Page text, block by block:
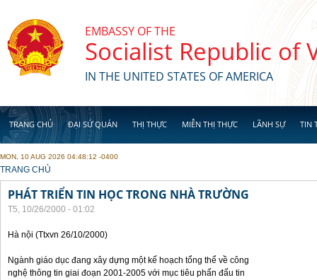
EMBASSY OF THE
Socialist Republic of
IN THE UNITED STATES OF AMERICA
TRANG CHỦ ĐẠI SỨ QUÁN THỊ THỰC MIỄN THỊ THỰC LÃNH SỰ TIN
MON, 10 AUG 2026 04:48:12 -0400
YOU ARE HERE
TRANG CHỦ
PHÁT TRIỂN TIN HỌC TRONG NHÀ TRƯỜNG
T5, 10/26/2000 - 01:02
Hà nội (Ttxvn 26/10/2000)
Ngành giáo dục đang xây dựng một kế hoạch tổng thể về công
nghệ thông tin giai đoạn 2001-2005 với mục tiêu phấn đấu tin